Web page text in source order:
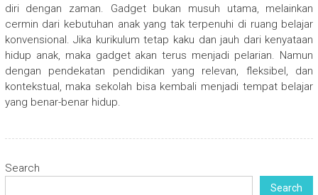
diri dengan zaman. Gadget bukan musuh utama, melainkan
cermin dari kebutuhan anak yang tak terpenuhi di ruang belajar
konvensional. Jika kurikulum tetap kaku dan jauh dari kenyataan
hidup anak, maka gadget akan terus menjadi pelarian. Namun
dengan pendekatan pendidikan yang relevan, fleksibel, dan
kontekstual, maka sekolah bisa kembali menjadi tempat belajar
yang benar-benar hidup.
Search
Search